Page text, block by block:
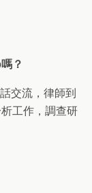
？
交流，律師到
工作，調查研